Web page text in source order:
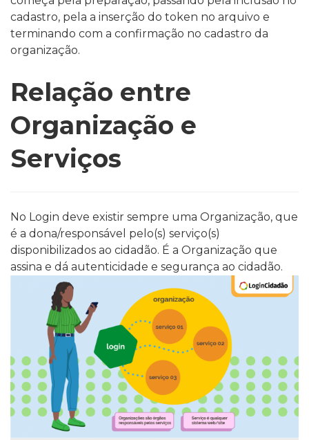
cadastro, pela a inserção do token no arquivo e
terminando com a confirmação no cadastro da
organização.
Relação entre
Organização e
Serviços
No Login deve existir sempre uma Organização, que
é a dona/responsável pelo(s) serviço(s)
disponibilizados ao cidadão. É a Organização que
assina e dá autenticidade e segurança ao cidadão.